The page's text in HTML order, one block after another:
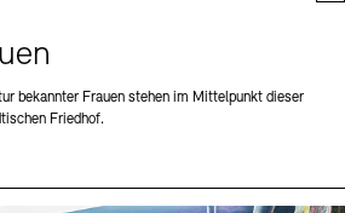
bekannter Frauen stehen im Mittelpunkt dieser
Friedhof.